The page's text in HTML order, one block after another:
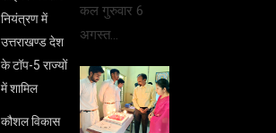
नियंत्रण में
उत्तराखण्ड देश
के टॉप-5 राज्यों
में शामिल
कौशल विकास
कल गुरुवार 6
अगस्त…